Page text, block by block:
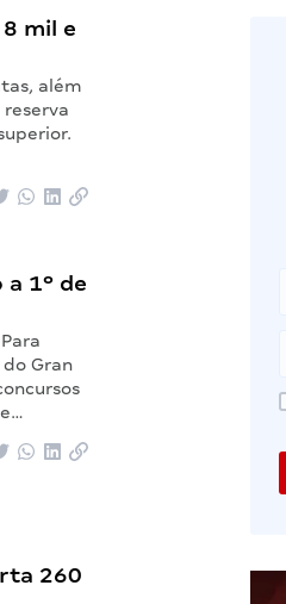
mil e
além
a 1º de
Gran
260